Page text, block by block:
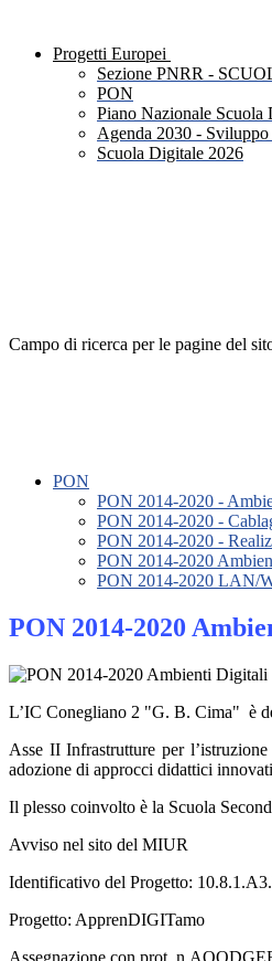
Progetti Europei
Sezione PNRR -
PON
Piano Nazionale
Agenda 2030 - Sviluppo
Scuola Digitale 2026
Campo di ricerca per le pagine del
PON
PON 2014-2020 -
PON 2014-2020 -
PON 2014-2020 -
PON 2014-2020
PON 2014-2020 LAN/
PON 2014-2020
L’IC Conegliano 2 "G. B. Cima" è
Asse II Infrastrutture per
adozione di approcci didattici
Il plesso coinvolto è la Scuola
Avviso nel sito del MIUR
Identificativo del Progetto:
Progetto: ApprenDIGITamo